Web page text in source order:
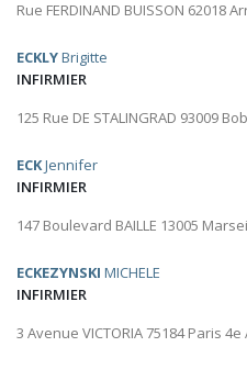
Rue FERDINAND BUISSON 62018
ECKLYBrigitte
INFIRMIER
125 Rue DE STALINGRAD 93009
ECKJennifer
INFIRMIER
147 Boulevard BAILLE 13005
ECKEZYNSKI MICHELE
INFIRMIER
3 Avenue VICTORIA 75184 Paris